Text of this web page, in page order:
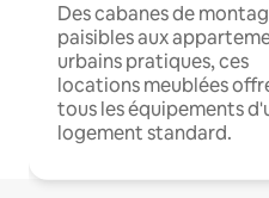
Des cabanes de
paisibles aux
urbains pratiques, ces
locations meublées
tous les équipements
logement standard.